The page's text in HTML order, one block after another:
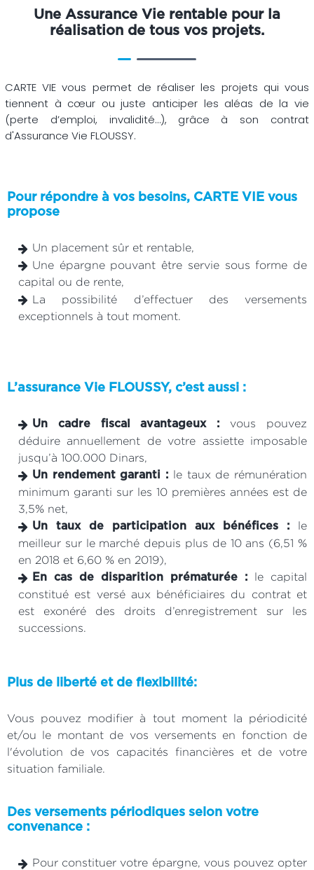
Une Assurance Vie rentable pour la
réalisation de tous vos projets.
CARTE VIE vous permet de réaliser les projets qui vous
tiennent à cœur ou juste anticiper les aléas de la vie
(perte d’emploi, invalidité…), grâce à son contrat
d'Assurance Vie FLOUSSY.
Pour répondre à vos besoins, CARTE VIE vous
propose
Un placement sûr et rentable,
Une épargne pouvant être servie sous forme de
capital ou de rente,
La possibilité d’effectuer des versements
exceptionnels à tout moment.
L’assurance Vie FLOUSSY, c’est aussi :
Un cadre fiscal avantageux : vous pouvez
déduire annuellement de votre assiette imposable
jusqu’à 100.000 Dinars,
Un rendement garanti : le taux de rémunération
minimum garanti sur les 10 premières années est de
3,5% net,
Un taux de participation aux bénéfices : le
meilleur sur le marché depuis plus de 10 ans (6,51 %
en 2018 et 6,60 % en 2019),
En cas de disparition prématurée : le capital
constitué est versé aux bénéficiaires du contrat et
est exonéré des droits d’enregistrement sur les
successions.
Plus de liberté et de flexibilité:
Vous pouvez modifier à tout moment la périodicité
et/ou le montant de vos versements en fonction de
l'évolution de vos capacités financières et de votre
situation familiale.
Des versements périodiques selon votre
convenance :
Pour constituer votre épargne, vous pouvez opter